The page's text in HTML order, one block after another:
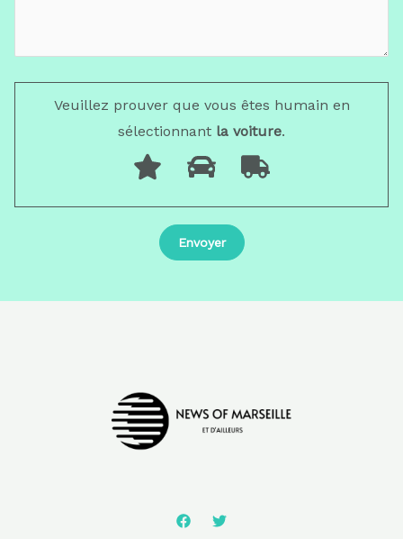
Veuillez prouver que vous êtes humain en
sélectionnant la voiture.